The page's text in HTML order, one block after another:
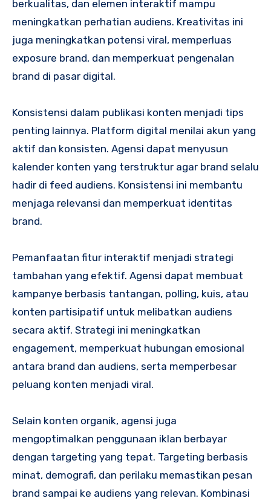
berkualitas, dan elemen interaktif mampu
meningkatkan perhatian audiens. Kreativitas ini
juga meningkatkan potensi viral, memperluas
exposure brand, dan memperkuat pengenalan
brand di pasar digital.
Konsistensi dalam publikasi konten menjadi tips
penting lainnya. Platform digital menilai akun yang
aktif dan konsisten. Agensi dapat menyusun
kalender konten yang terstruktur agar brand selalu
hadir di feed audiens. Konsistensi ini membantu
menjaga relevansi dan memperkuat identitas
brand.
Pemanfaatan fitur interaktif menjadi strategi
tambahan yang efektif. Agensi dapat membuat
kampanye berbasis tantangan, polling, kuis, atau
konten partisipatif untuk melibatkan audiens
secara aktif. Strategi ini meningkatkan
engagement, memperkuat hubungan emosional
antara brand dan audiens, serta memperbesar
peluang konten menjadi viral.
Selain konten organik, agensi juga
mengoptimalkan penggunaan iklan berbayar
dengan targeting yang tepat. Targeting berbasis
minat, demografi, dan perilaku memastikan pesan
brand sampai ke audiens yang relevan. Kombinasi